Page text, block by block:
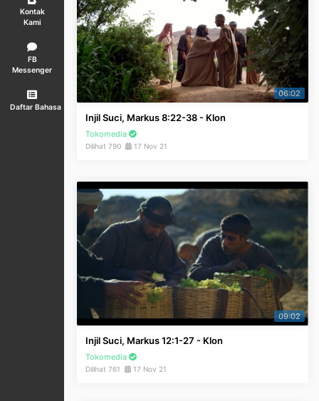
Kontak
Kami
FB
Messenger
Daftar Bahasa
06:02
Injil Suci, Markus 8:22-38 - Klon
Tokomedia
Dilihat 790 17 Nov 21
09:02
Injil Suci, Markus 12:1-27 - Klon
Tokomedia
Dilihat 761 17 Nov 21